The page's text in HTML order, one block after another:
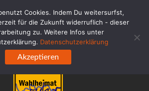
Cookies. Indem Du weitersurfst,
für die Zukunft widerruflich - dieser
zu. Weitere Infos unter
Datenschutzerklärung
Akzeptieren